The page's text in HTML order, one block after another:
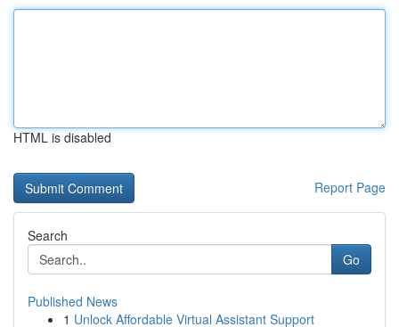
HTML is disabled
Report Page
Search
Go
Published News
1 Unlock Affordable Virtual Assistant Support